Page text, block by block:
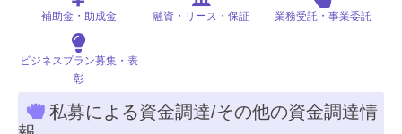
補助金・助成金 融資・リース・保証 業務受託・事業委託
ビジネスプラン募集・表
彰
私募による資金調達/その他の資金調達情